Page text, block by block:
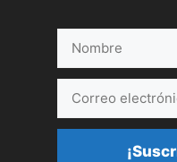
electrónico